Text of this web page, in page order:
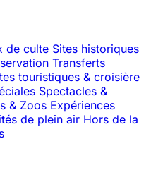
de culte Sites historiques
Transferts
touristiques & croisière
Spectacles &
& Zoos Expériences
de plein air Hors de la